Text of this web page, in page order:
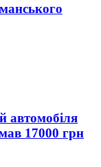
автомобіля
17000 грн